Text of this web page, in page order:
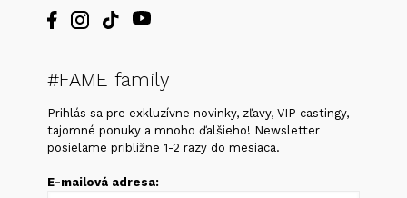
#FAME family
Prihlás sa pre exkluzívne novinky, zľavy, VIP castingy,
tajomné ponuky a mnoho ďalšieho! Newsletter
posielame približne 1-2 razy do mesiaca.
E-mailová adresa: